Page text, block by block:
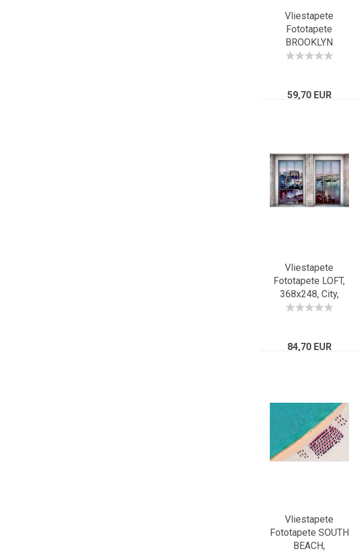
Vliestapete
Fototapete
BROOKLYN
184x248
Bridge
59,70 EUR
Vliestapete
Fototapete LOFT,
368x248, City,
urbanes Wohnen
84,70 EUR
Vliestapete
Fototapete SOUTH
BEACH,